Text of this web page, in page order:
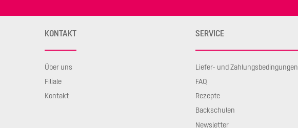
KONTAKT
Über uns
Filiale
Kontakt
SERVICE
Liefer- und Zahlungsbedingungen
FAQ
Rezepte
Backschulen
Newsletter